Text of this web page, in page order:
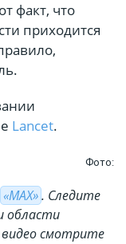
факт, что
приходится
Lancet.
Фото:
«МАХ». Cледите
области
видео смотрите